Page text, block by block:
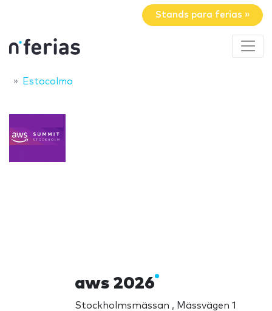
Stands para ferias »
Estocolmo
aws 2026
Stockholmsmässan , Mässvägen 1